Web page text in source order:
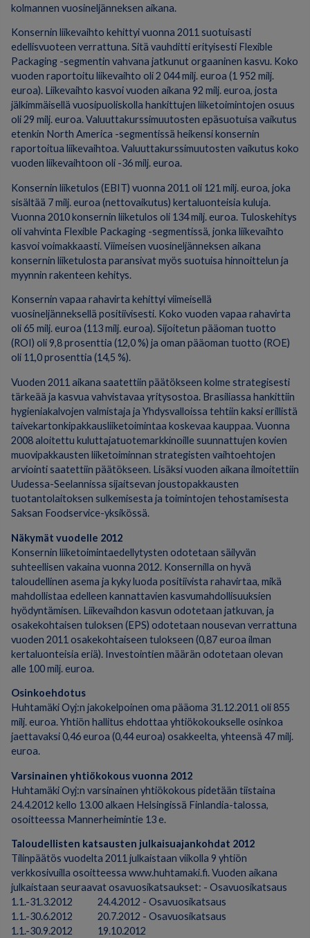
kolmannen vuosineljänneksen aikana.
Konsernin liikevaihto kehittyi vuonna 2011 suotuisasti
edellisvuoteen verrattuna. Sitä vauhditti erityisesti Flexible
Packaging -segmentin vahvana jatkunut orgaaninen kasvu. Koko
vuoden raportoitu liikevaihto oli 2 044 milj. euroa (1 952 milj.
euroa). Liikevaihto kasvoi vuoden aikana 92 milj. euroa, josta
jälkimmäisellä vuosipuoliskolla hankittujen liiketoimintojen osuus
oli 29 milj. euroa. Valuuttakurssimuutosten epäsuotuisa vaikutus
etenkin North America -segmentissä heikensi konsernin
raportoitua liikevaihtoa. Valuuttakurssimuutosten vaikutus koko
vuoden liikevaihtoon oli -36 milj. euroa.
Konsernin liiketulos (EBIT) vuonna 2011 oli 121 milj. euroa, joka
sisältää 7 milj. euroa (nettovaikutus) kertaluonteisia kuluja.
Vuonna 2010 konsernin liiketulos oli 134 milj. euroa. Tuloskehitys
oli vahvinta Flexible Packaging -segmentissä, jonka liikevaihto
kasvoi voimakkaasti. Viimeisen vuosineljänneksen aikana
konsernin liiketulosta paransivat myös suotuisa hinnoittelun ja
myynnin rakenteen kehitys.
Konsernin vapaa rahavirta kehittyi viimeisellä
vuosineljänneksellä positiivisesti. Koko vuoden vapaa rahavirta
oli 65 milj. euroa (113 milj. euroa). Sijoitetun pääoman tuotto
(ROI) oli 9,8 prosenttia (12,0 %) ja oman pääoman tuotto (ROE)
oli 11,0 prosenttia (14,5 %).
Vuoden 2011 aikana saatettiin päätökseen kolme strategisesti
tärkeää ja kasvua vahvistavaa yritysostoa. Brasiliassa hankittiin
hygieniakalvojen valmistaja ja Yhdysvalloissa tehtiin kaksi erillistä
taivekartonkipakkausliiketoimintaa koskevaa kauppaa. Vuonna
2008 aloitettu kuluttajatuotemarkkinoille suunnattujen kovien
muovipakkausten liiketoiminnan strategisten vaihtoehtojen
arviointi saatettiin päätökseen. Lisäksi vuoden aikana ilmoitettiin
Uudessa-Seelannissa sijaitsevan joustopakkausten
tuotantolaitoksen sulkemisesta ja toimintojen tehostamisesta
Saksan Foodservice-yksikössä.
Näkymät vuodelle 2012
Konsernin liiketoimintaedellytysten odotetaan säilyvän
suhteellisen vakaina vuonna 2012. Konsernilla on hyvä
taloudellinen asema ja kyky luoda positiivista rahavirtaa, mikä
mahdollistaa edelleen kannattavien kasvumahdollisuuksien
hyödyntämisen. Liikevaihdon kasvun odotetaan jatkuvan, ja
osakekohtaisen tuloksen (EPS) odotetaan nousevan verrattuna
vuoden 2011 osakekohtaiseen tulokseen (0,87 euroa ilman
kertaluonteisia eriä). Investointien määrän odotetaan olevan
alle 100 milj. euroa.
Osinkoehdotus
Huhtamäki Oyj:n jakokelpoinen oma pääoma 31.12.2011 oli 855
milj. euroa. Yhtiön hallitus ehdottaa yhtiökokoukselle osinkoa
jaettavaksi 0,46 euroa (0,44 euroa) osakkeelta, yhteensä 47 milj.
euroa.
Varsinainen yhtiökokous vuonna 2012
Huhtamäki Oyj:n varsinainen yhtiökokous pidetään tiistaina
24.4.2012 kello 13.00 alkaen Helsingissä Finlandia-talossa,
osoitteessa Mannerheimintie 13 e.
Taloudellisten katsausten julkaisuajankohdat 2012
Tilinpäätös vuodelta 2011 julkaistaan viikolla 9 yhtiön
verkkosivuilla osoitteessa www.huhtamaki.fi. Vuoden aikana
julkaistaan seuraavat osavuosikatsaukset: - Osavuosikatsaus
1.1.-31.3.2012 24.4.2012 - Osavuosikatsaus
1.1.-30.6.2012 20.7.2012 - Osavuosikatsaus
1.1.-30.9.2012 19.10.2012